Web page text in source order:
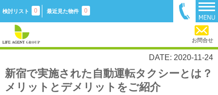
検討リスト 0 最近見た物件 0
お問合せ
DATE: 2020-11-24
新宿で実施された自動運転タクシーとは？
メリットとデメリットをご紹介